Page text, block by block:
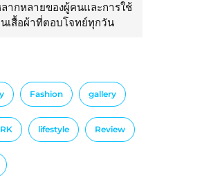
ากหลายของผู้คนและการใช้
เสื้อผ้าที่ตอบโจทย์ทุกวัน
Fashion gallery
lifestyle Review